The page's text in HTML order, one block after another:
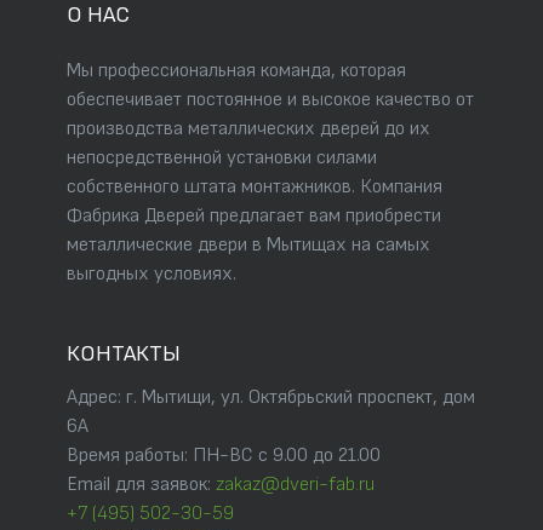
О НАС
Мы профессиональная команда, которая
обеспечивает постоянное и высокое качество от
производства металлических дверей до их
непосредственной установки силами
собственного штата монтажников. Компания
Фабрика Дверей предлагает вам приобрести
металлические двери в Мытищах на самых
выгодных условиях.
КОНТАКТЫ
Адрес: г. Мытищи, ул. Октябрьский проспект, дом
6А
Время работы: ПН-ВС с 9.00 до 21.00
Email для заявок: zakaz@dveri-fab.ru
+7 (495) 502-30-59